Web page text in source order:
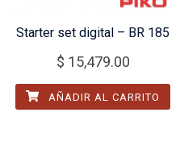
Starter set digital – BR 185
$ 15,479.00
AÑADIR AL CARRITO